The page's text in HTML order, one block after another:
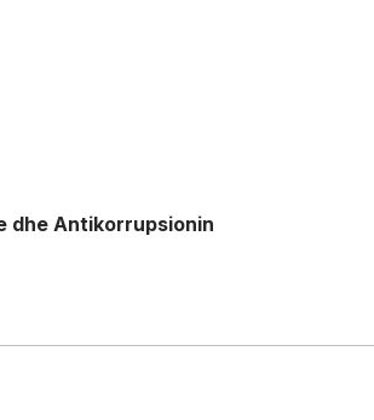
dhe Antikorrupsionin